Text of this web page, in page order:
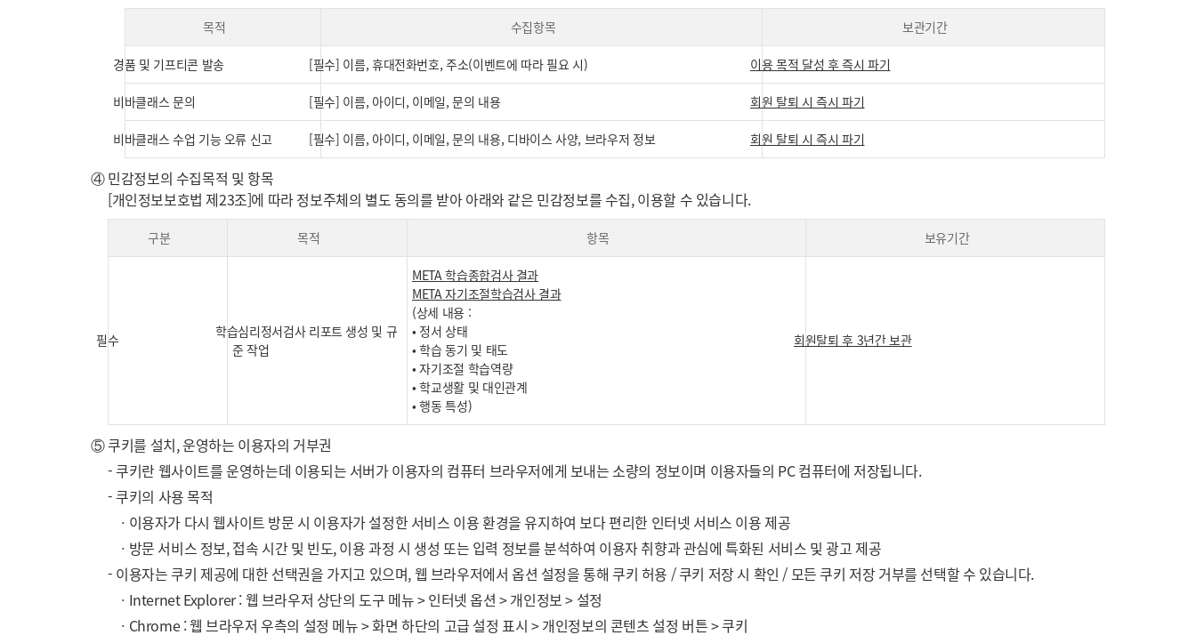
목적 수집항목 보관기간
경품 및 기프티콘 발송 [필수] 이름, 휴대전화번호, 주소(이벤트에 따라 필요 시) 이용 목적 달성 후 즉시 파기
비바클래스 문의 [필수] 이름, 아이디, 이메일, 문의 내용 회원 탈퇴 시 즉시 파기
비바클래스 수업 기능 오류 신고 [필수] 이름, 아이디, 이메일, 문의 내용, 디바이스 사양, 브라우저 정보 회원 탈퇴 시 즉시 파기
④ 민감정보의 수집목적 및 항목
[개인정보보호법 제23조]에 따라 정보주체의 별도 동의를 받아 아래와 같은 민감정보를 수집, 이용할 수 있습니다.
구분 목적 항목 보유기간
필수
학습심리정서검사 리포트 생성 및 규
준 작업
META 학습종합검사 결과
META 자기조절학습검사 결과
(상세 내용 :
• 정서 상태
• 학습 동기 및 태도
• 자기조절 학습역량
• 학교생활 및 대인관계
• 행동 특성)
회원탈퇴 후 3년간 보관
⑤ 쿠키를 설치, 운영하는 이용자의 거부권
- 쿠키란 웹사이트를 운영하는데 이용되는 서버가 이용자의 컴퓨터 브라우저에게 보내는 소량의 정보이며 이용자들의 PC 컴퓨터에 저장됩니다.
- 쿠키의 사용 목적
ㆍ이용자가 다시 웹사이트 방문 시 이용자가 설정한 서비스 이용 환경을 유지하여 보다 편리한 인터넷 서비스 이용 제공
ㆍ방문 서비스 정보, 접속 시간 및 빈도, 이용 과정 시 생성 또는 입력 정보를 분석하여 이용자 취향과 관심에 특화된 서비스 및 광고 제공
- 이용자는 쿠키 제공에 대한 선택권을 가지고 있으며, 웹 브라우저에서 옵션 설정을 통해 쿠키 허용 / 쿠키 저장 시 확인 / 모든 쿠키 저장 거부를 선택할 수 있습니다.
ㆍInternet Explorer : 웹 브라우저 상단의 도구 메뉴 > 인터넷 옵션 > 개인정보 > 설정
ㆍChrome : 웹 브라우저 우측의 설정 메뉴 > 화면 하단의 고급 설정 표시 > 개인정보의 콘텐츠 설정 버튼 > 쿠키